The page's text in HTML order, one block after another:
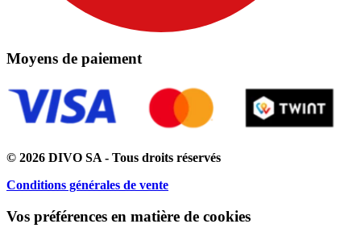
Moyens de paiement
© 2026 DIVO SA - Tous droits réservés
Conditions générales de vente
Vos préférences en matière de cookies